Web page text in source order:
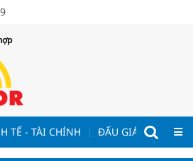
TẾ - TÀI CHÍNH ĐẤU GIÁ - ĐẤU